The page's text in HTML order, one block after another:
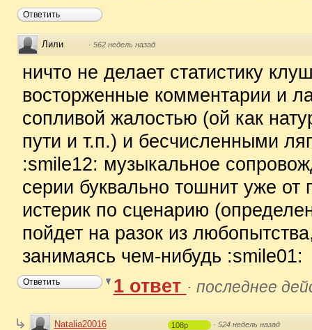
Ответить
Лили · 562 недель назад
ничто не делает статистику
восторженные комментарии и
сопливой жалостью (ой как
пути и т.п.) и бесчисленными
:smile12: музыкальное
серии буквально тошнит уже
истерик по сценарию
пойдет на разок из
занимаясь чем-нибудь :smile01:
Ответить 1 ответ · последнее
Natalia20016 108p · 524 недель назад